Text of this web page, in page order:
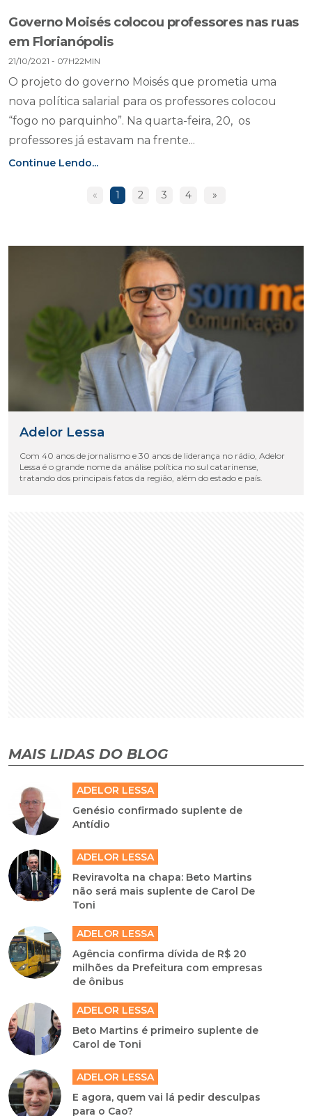
Governo Moisés colocou professores nas ruas
em Florianópolis
21/10/2021 - 07H22MIN
O projeto do governo Moisés que prometia uma
nova política salarial para os professores colocou
“fogo no parquinho”. Na quarta-feira, 20, os
professores já estavam na frente...
Continue Lendo...
« 1 2 3 4 »
Adelor Lessa
Com 40 anos de jornalismo e 30 anos de liderança no rádio, Adelor
Lessa é o grande nome da análise política no sul catarinense,
tratando dos principais fatos da região, além do estado e país.
MAIS LIDAS DO BLOG
ADELOR LESSA
Genésio confirmado suplente de
Antídio
ADELOR LESSA
Reviravolta na chapa: Beto Martins
não será mais suplente de Carol De
Toni
ADELOR LESSA
Agência confirma dívida de R$ 20
milhões da Prefeitura com empresas
de ônibus
ADELOR LESSA
Beto Martins é primeiro suplente de
Carol de Toni
ADELOR LESSA
E agora, quem vai lá pedir desculpas
para o Cao?